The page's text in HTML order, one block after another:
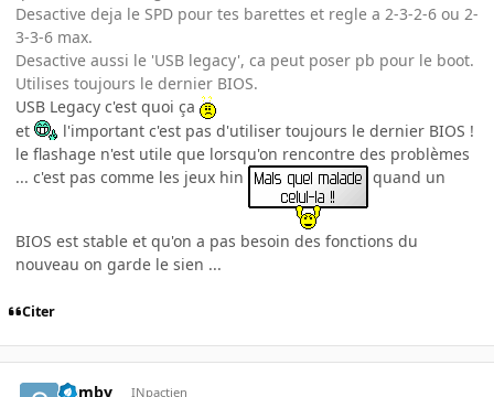
Desactive deja le SPD pour tes barettes et regle a 2-3-2-6 ou 2-
3-3-6 max.
Desactive aussi le 'USB legacy', ca peut poser pb pour le boot.
Utilises toujours le dernier BIOS.
USB Legacy c'est quoi ça
et
l'important c'est pas d'utiliser toujours le dernier BIOS !
le flashage n'est utile que lorsqu'on rencontre des problèmes
... c'est pas comme les jeux hin
quand un
BIOS est stable et qu'on a pas besoin des fonctions du
nouveau on garde le sien ...
Citer
Gamby INpactien